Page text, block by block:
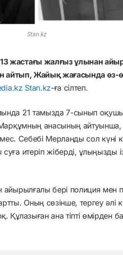
Stan.kz
жастағы жалғыз ұлынан
айтып, Жайық жағасында
Stan.kz-ға сілтеп.
21 тамызда 7-сынып
анасының
Себебі Мерланды сол күні
итеріп жіберді, ұлыңызды
айырылғалы бері полиция мен
Оның сөзінше, тергеу әлі
ана тіпті өмірден